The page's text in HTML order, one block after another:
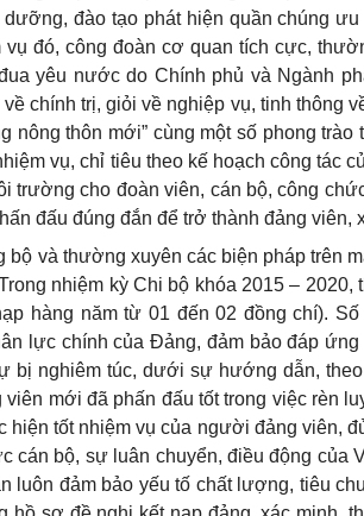
dưỡng, đào tạo phát hiện quần chúng
vụ đó, công đoàn cơ quan tích cực,
yêu nước do Chính phủ và Ngành
chính trị, giỏi về nghiệp vụ, tinh thông
nông thôn mới” cùng một số phong
vụ, chỉ tiêu theo kế hoạch công tác
trường cho đoàn viên, cán bộ, công
đấu đúng đắn để trở thành đảng
bộ và thường xuyên các biện pháp trên
nhiệm kỳ Chi bộ khóa 2015 –
hàng năm từ 01 đến 02 đồng chí).
lực chính của Đảng, đảm bảo đáp
bị nghiêm túc, dưới sự hướng dẫn,
viên mới đã phấn đấu tốt trong việc rèn
hiện tốt nhiệm vụ của người đảng viên,
cán bộ, sự luân chuyển, điều động của
luôn đảm bảo yếu tố chất lượng, tiêu